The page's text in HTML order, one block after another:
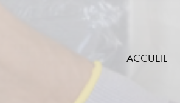
ACCUEIL